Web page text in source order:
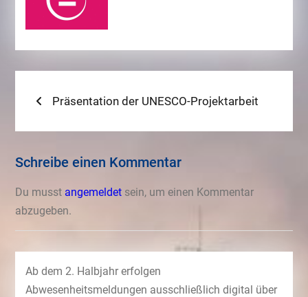
Beitragsnavigation
Previous
Präsentation der UNESCO-Projektarbeit
Schreibe einen Kommentar
Du musst angemeldetsein, um einen Kommentar
abzugeben.
Ab dem 2. Halbjahr erfolgen
Abwesenheitsmeldungen ausschließlich digital über